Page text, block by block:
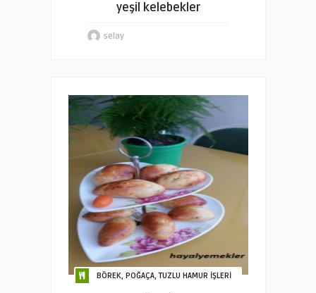
yeşil kelebekler
selay
BÖREK, POĞAÇA, TUZLU HAMUR İŞLERİ